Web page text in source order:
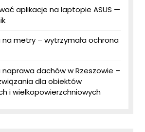
aplikacje na laptopie ASUS —
metry – wytrzymała ochrona
dachów w Rzeszowie –
dla obiektów
i wielkopowierzchniowych